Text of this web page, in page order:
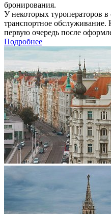
бронирования.
У некоторых туроператоров в
транспортное обслуживание.
первую очередь после
Подробнее